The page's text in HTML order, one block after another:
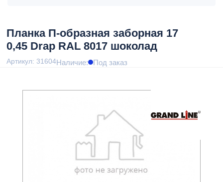
Планка П-образная заборная 17
0,45 Drap RAL 8017 шоколад
Артикул: 31604Наличие: Под заказ